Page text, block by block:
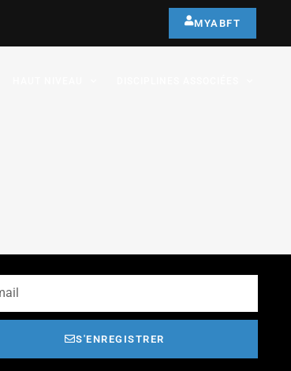
MYABFT
S'ENREGISTRER